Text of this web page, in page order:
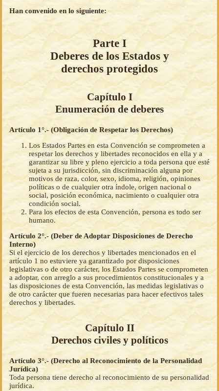
Han convenido en lo siguiente:
Parte I
Deberes de los Estados y
derechos protegidos
Capítulo I
Enumeración de deberes
Artículo 1°.- (Obligación de Respetar los Derechos)
Los Estados Partes en esta Convención se comprometen a
respetar los derechos y libertades reconocidos en ella y a
garantizar su libre y pleno ejercicio a toda persona que esté
sujeta a su jurisdicción, sin discriminación alguna por
motivos de raza, color, sexo, idioma, religión, opiniones
políticas o de cualquier otra índole, origen nacional o
social, posición económica, nacimiento o cualquier otra
condición social.
Para los efectos de esta Convención, persona es todo ser
humano.
Artículo 2°.- (Deber de Adoptar Disposiciones de Derecho
Interno)
Si el ejercicio de los derechos y libertades mencionados en el
artículo 1 no estuviere ya garantizado por disposiciones
legislativas o de otro carácter, los Estados Partes se comprometen
a adoptar, con arreglo a sus procedimientos constitucionales y a
las disposiciones de esta Convención, las medidas legislativas o
de otro carácter que fueren necesarias para hacer efectivos tales
derechos y libertades.
Capítulo II
Derechos civiles y políticos
Artículo 3°.- (Derecho al Reconocimiento de la Personalidad
Jurídica)
Toda persona tiene derecho al reconocimiento de su personalidad
jurídica.